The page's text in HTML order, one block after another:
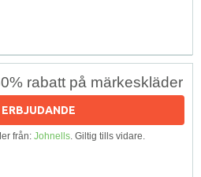
rabatt på märkeskläder
från: Johnells. Giltig tills vidare.